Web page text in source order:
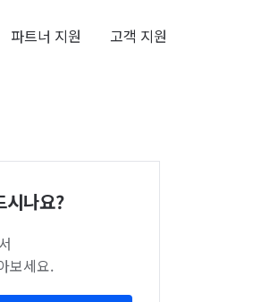
파트너 지원 고객 지원
시나요?
보세요.